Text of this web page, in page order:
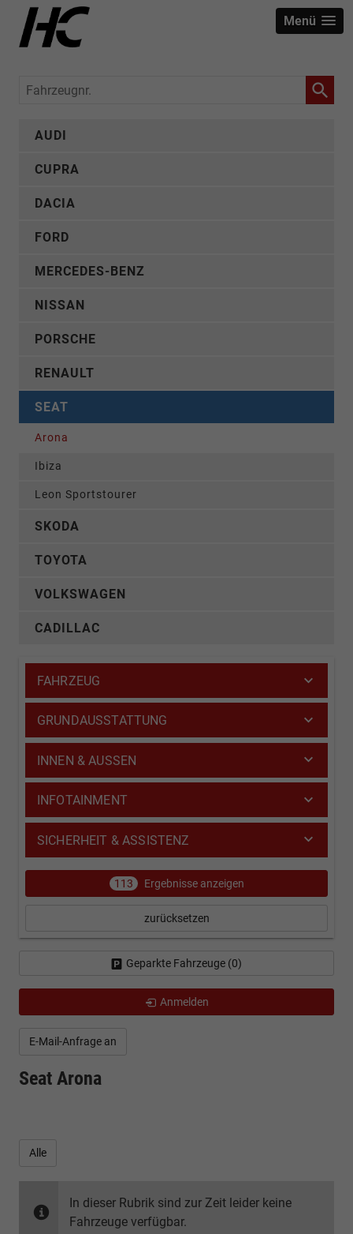
Menü
E-Mail-Anfrage an
Seat Arona
Alle
In dieser Rubrik sind zur Zeit leider keine
Fahrzeuge verfügbar.
Fahrzeugnr.
AUDI
CUPRA
DACIA
FORD
MERCEDES-BENZ
NISSAN
PORSCHE
RENAULT
SEAT
Arona
Ibiza
Leon Sportstourer
SKODA
TOYOTA
VOLKSWAGEN
CADILLAC
FAHRZEUG
GRUNDAUSSTATTUNG
INNEN & AUSSEN
INFOTAINMENT
SICHERHEIT & ASSISTENZ
113 Ergebnisse anzeigen
zurücksetzen
Geparkte Fahrzeuge (0)
Anmelden